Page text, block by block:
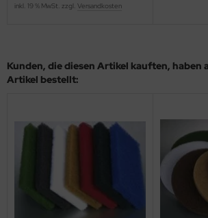
inkl. 19 % MwSt. zzgl. Versandkosten
Kunden, die diesen Artikel kauften, haben
Artikel bestellt: